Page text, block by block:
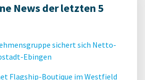
News der letzten 5
sichert sich Netto-
Ebingen
Flagship-Boutique im Westfield